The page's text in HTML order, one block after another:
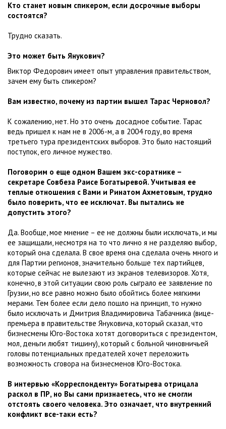
Кто станет новым спикером, если досрочные выборы
состоятся?
Трудно сказать.
Это может быть Янукович?
Виктор Федорович имеет опыт управления правительством,
зачем ему быть спикером?
Вам известно, почему из партии вышел Тарас Черновол?
К сожалению, нет. Но это очень досадное событие. Тарас
ведь пришел к нам не в 2006-м, а в 2004 году, во время
третьего тура президентских выборов. Это было настоящий
поступок, его личное мужество.
Поговорим о еще одном Вашем экс-соратнике –
секретаре Совбеза Раисе Богатыревой. Учитывая ее
теплые отношения с Вами и Ринатом Ахметовым, трудно
было поверить, что ее исключат. Вы пытались не
допустить этого?
Да. Вообще, мое мнение – ее не должны были исключать, и мы
ее защищали, несмотря на то что лично я не разделяю выбор,
который она сделала. В свое время она сделала очень много и
для Партии регионов, значительно больше тех партийцев,
которые сейчас не вылезают из экранов телевизоров. Хотя,
конечно, в этой ситуации свою роль сыграло ее заявление по
Грузии, но все равно можно было обойтись более мягкими
мерами. Тем более если дело пошло на принцип, то нужно
было исключать и Дмитрия Владимировича Табачника (вице-
премьера в правительстве Януковича, который сказал, что
бизнесмены Юго-Востока хотят договориться с президентом,
мол, деньги любят тишину), который с больной чиновничьей
головы потенциальных предателей хочет переложить
возможность сговора на бизнесменов Юго-Востока.
В интервью «Корреспонденту» Богатырева отрицала
раскол в ПР, но Вы сами признаетесь, что не смогли
отстоять своего человека. Это означает, что внутренний
конфликт все-таки есть?